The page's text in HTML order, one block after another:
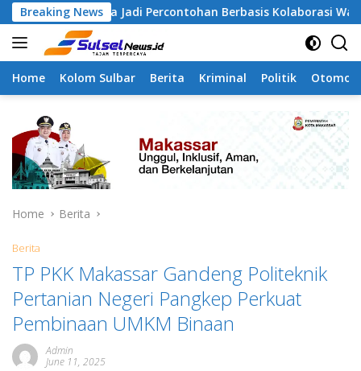
Skip
to
content
Breaking News
Jadi Percontohan Berbasis Kolaborasi Warga
Home Kolom Sulbar Berita Kriminal Politik
Home Berita
Berita
TP PKK Makassar Gandeng Politeknik
Pertanian Negeri Pangkep Perkuat
Pembinaan UMKM Binaan
Admin
June 11, 2025